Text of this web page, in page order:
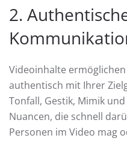
2.
Videoinhalte
authentisch mit Ihrer
Tonfall, Gestik, Mimik
Nuancen, die schnell
Personen im Video mag